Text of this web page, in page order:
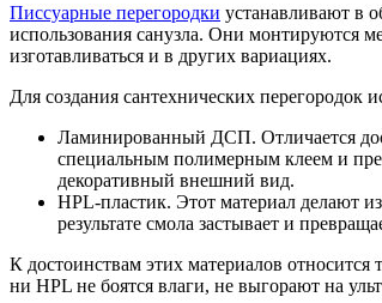
Писсуарные перегородки устанавливают в
использования санузла. Они монтируются
изготавливаться и в других вариациях.
Для создания сантехнических
Ламинированный ДСП. Отличается
специальным полимерным клеем и
декоративный внешний вид.
HPL-пластик. Этот материал делают
результате смола застывает и
К достоинствам этих материалов
ни HPL не боятся влаги, не выгорают на